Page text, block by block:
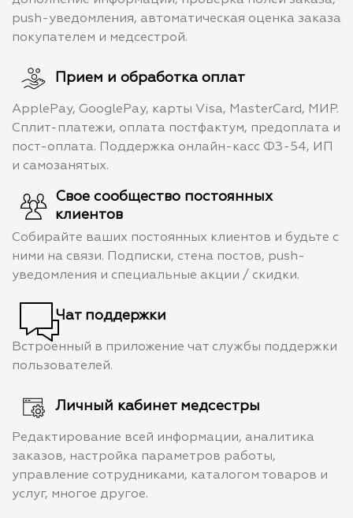
push-уведомления, автоматическая оценка заказа
покупателем и медсестрой.
Прием и обработка оплат
ApplePay, GooglePay, карты Visa, MasterCard, МИР.
Сплит-платежи, оплата постфактум, предоплата и
пост-оплата. Поддержка онлайн-касс ФЗ-54, ИП
и самозанятых.
Свое сообщество постоянных
клиентов
Собирайте ваших постоянных клиентов и будьте с
ними на связи. Подписки, стена постов, push-
уведомления и специальные акции / скидки.
Чат поддержки
Встроенный в приложение чат службы поддержки
пользователей.
Личный кабинет медсестры
Редактирование всей информации, аналитика
заказов, настройка параметров работы,
управление сотрудниками, каталогом товаров и
услуг, многое другое.